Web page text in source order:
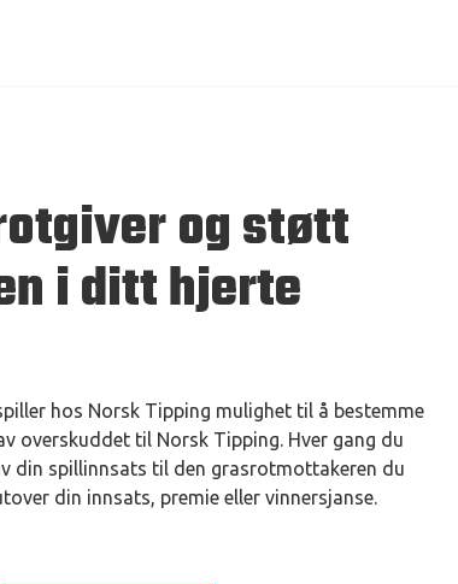
og støtt
i ditt hjerte
hos Norsk Tipping mulighet til å bestemme
overskuddet til Norsk Tipping. Hver gang du
din spillinnsats til den grasrotmottakeren du
din innsats, premie eller vinnersjanse.